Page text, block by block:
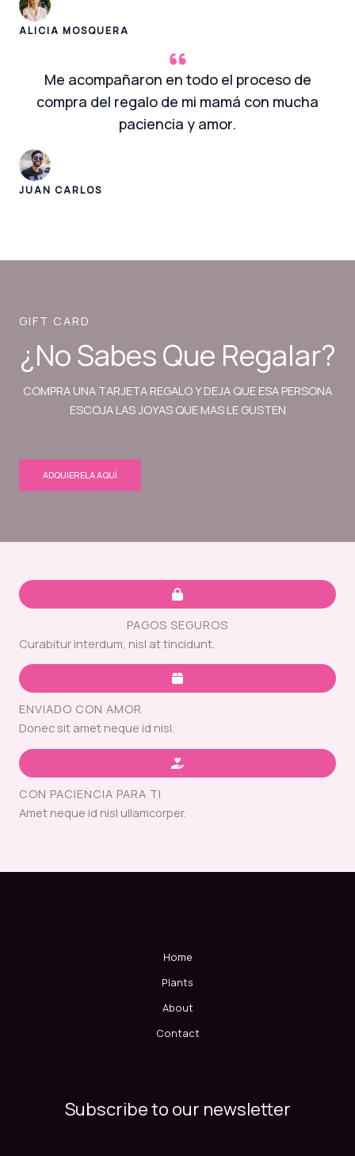
ALICIA MOSQUERA
Me acompañaron en todo el proceso de
compra del regalo de mi mamá con mucha
paciencia y amor.
JUAN CARLOS
GIFT CARD
¿No Sabes Que Regalar?
COMPRA UNA TARJETA REGALO Y DEJA QUE ESA PERSONA
ESCOJA LAS JOYAS QUE MAS LE GUSTEN
ADQUIERELA AQUÍ
PAGOS SEGUROS
Curabitur interdum, nisl at tincidunt.
ENVIADO CON AMOR
Donec sit amet neque id nisl.
CON PACIENCIA PARA TI
Amet neque id nisl ullamcorper.
Home
Plants
About
Contact
Subscribe to our newsletter